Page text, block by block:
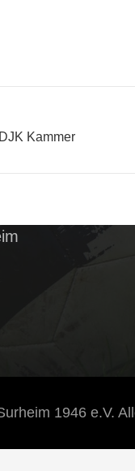
Kammer
1946 e.V.